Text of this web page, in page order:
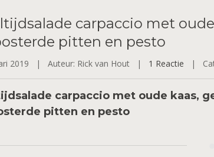
carpaccio met
pitten en pesto
2019 | Auteur: Rick van Hout | 1 Reactie |
carpaccio met oude kaas,
pitten en pesto